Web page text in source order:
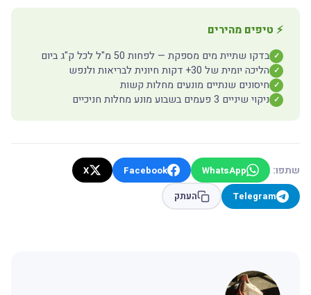
⚡ טיפים מהירים
✓ בדקו שתיית מים מספקת — לפחות 50 מ"ל לכל ק"ג ביום
✓ הליכה יומית של 30+ דקות חיונית לבריאות ולנפש
✓ חיסונים שנתיים מונעים מחלות קשות
✓ ניקוי שיניים 3 פעמים בשבוע מונע מחלות חניכיים
שתפו: WhatsApp
Facebook
X
Telegram
העתק